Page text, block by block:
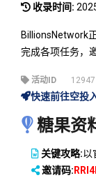
收录时间:
BillionsNetwork
完成各项任务，
活动ID 12947
快速前往空投
糖果资
关键攻略:以
邀请码: